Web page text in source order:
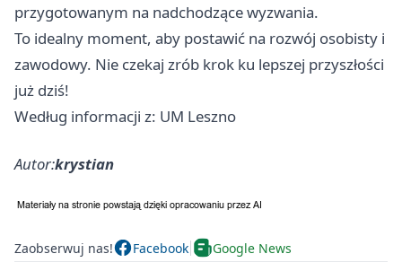
przygotowanym na nadchodzące wyzwania.
To idealny moment, aby postawić na rozwój osobisty i
zawodowy. Nie czekaj zrób krok ku lepszej przyszłości
już dziś!
Według informacji z: UM Leszno
Autor:krystian
Zaobserwuj nas! Facebook Google News